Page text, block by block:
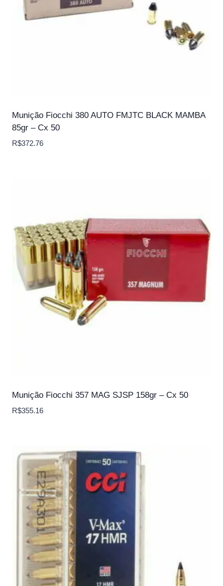
Munição Fiocchi 380 AUTO FMJTC BLACK MAMBA
85gr – Cx 50
R$372.76
Munição Fiocchi 357 MAG SJSP 158gr – Cx 50
R$355.16